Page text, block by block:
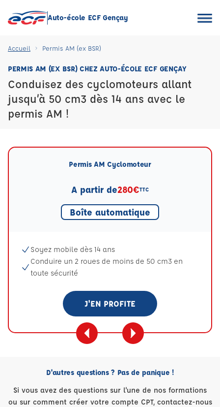
Auto-école ECF Gençay
Accueil Permis AM (ex BSR)
PERMIS AM (EX BSR) CHEZ AUTO-ÉCOLE ECF GENÇAY
Conduisez des cyclomoteurs allant
jusqu’à 50 cm3 dès 14 ans avec le
permis AM !
Permis AM Cyclomoteur
A partir de280€TTC
Boîte automatique
Soyez mobile dès 14 ans
Conduire un 2 roues de moins de 50 cm3 en
toute sécurité
J'EN PROFITE
D'autres questions ? Pas de panique !
Si vous avez des questions sur l'une de nos formations
ou sur comment créer votre compte CPT, contactez-nous